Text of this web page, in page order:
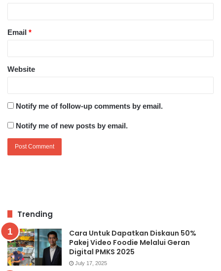
Email *
Website
Notify me of follow-up comments by email.
Notify me of new posts by email.
Trending
Cara Untuk Dapatkan Diskaun 50%
Pakej Video Foodie Melalui Geran
Digital PMKS 2025
July 17, 2025